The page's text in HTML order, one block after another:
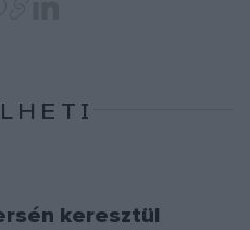
keresztül